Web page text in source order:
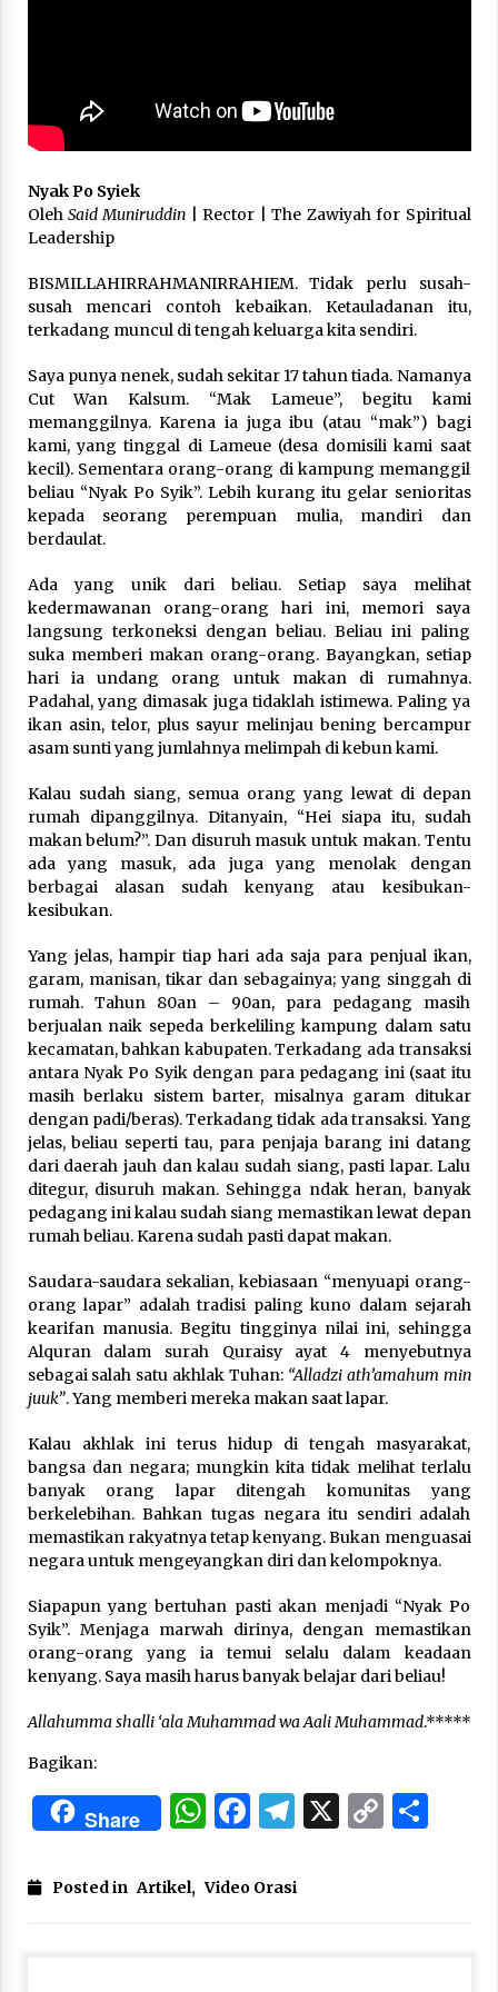
3 months ago
untuk 179 Guru Diniyah Disdikbud Kota Banda
Aceh
4 months ago
SELVi: Sebuah Model Motivasi dalam
Kepemimpinan Bisnis
4 months ago
Eksistensi Iran dalam Tiga Ayat: Memahami
Aliansi Yahudi dan Kristen dalam Dinamika
Nyak Po Syiek
Oleh Said Muniruddin | Rector | The Zawiyah for Spiritual
Leadership
BISMILLAHIRRAHMANIRRAHIEM. Tidak perlu susah-
susah mencari contoh kebaikan. Ketauladanan itu,
terkadang muncul di tengah keluarga kita sendiri.
Saya punya nenek, sudah sekitar 17 tahun tiada. Namanya
Cut Wan Kalsum. “Mak Lameue”, begitu kami
memanggilnya. Karena ia juga ibu (atau “mak”) bagi
kami, yang tinggal di Lameue (desa domisili kami saat
kecil). Sementara orang-orang di kampung memanggil
beliau “Nyak Po Syik”. Lebih kurang itu gelar senioritas
kepada seorang perempuan mulia, mandiri dan
berdaulat.
Ada yang unik dari beliau. Setiap saya melihat
kedermawanan orang-orang hari ini, memori saya
langsung terkoneksi dengan beliau. Beliau ini paling
suka memberi makan orang-orang. Bayangkan, setiap
hari ia undang orang untuk makan di rumahnya.
Padahal, yang dimasak juga tidaklah istimewa. Paling ya
ikan asin, telor, plus sayur melinjau bening bercampur
asam sunti yang jumlahnya melimpah di kebun kami.
Kalau sudah siang, semua orang yang lewat di depan
rumah dipanggilnya. Ditanyain, “Hei siapa itu, sudah
makan belum?”. Dan disuruh masuk untuk makan. Tentu
ada yang masuk, ada juga yang menolak dengan
berbagai alasan sudah kenyang atau kesibukan-
kesibukan.
Yang jelas, hampir tiap hari ada saja para penjual ikan,
garam, manisan, tikar dan sebagainya; yang singgah di
rumah. Tahun 80an – 90an, para pedagang masih
berjualan naik sepeda berkeliling kampung dalam satu
kecamatan, bahkan kabupaten. Terkadang ada transaksi
antara Nyak Po Syik dengan para pedagang ini (saat itu
masih berlaku sistem barter, misalnya garam ditukar
dengan padi/beras). Terkadang tidak ada transaksi. Yang
jelas, beliau seperti tau, para penjaja barang ini datang
dari daerah jauh dan kalau sudah siang, pasti lapar. Lalu
ditegur, disuruh makan. Sehingga ndak heran, banyak
pedagang ini kalau sudah siang memastikan lewat depan
rumah beliau. Karena sudah pasti dapat makan.
Saudara-saudara sekalian, kebiasaan “menyuapi orang-
orang lapar” adalah tradisi paling kuno dalam sejarah
kearifan manusia. Begitu tingginya nilai ini, sehingga
Alquran dalam surah Quraisy ayat 4 menyebutnya
sebagai salah satu akhlak Tuhan: “Alladzi ath’amahum min
juuk”. Yang memberi mereka makan saat lapar.
Kalau akhlak ini terus hidup di tengah masyarakat,
bangsa dan negara; mungkin kita tidak melihat terlalu
banyak orang lapar ditengah komunitas yang
berkelebihan. Bahkan tugas negara itu sendiri adalah
memastikan rakyatnya tetap kenyang. Bukan menguasai
negara untuk mengeyangkan diri dan kelompoknya.
Siapapun yang bertuhan pasti akan menjadi “Nyak Po
Syik”. Menjaga marwah dirinya, dengan memastikan
orang-orang yang ia temui selalu dalam keadaan
kenyang. Saya masih harus banyak belajar dari beliau!
Allahumma shalli ‘ala Muhammad wa Aali Muhammad.*****
Bagikan:
Share WhatsApp
Facebook
Telegram
X Copy
Posted in Artikel, Video Orasi